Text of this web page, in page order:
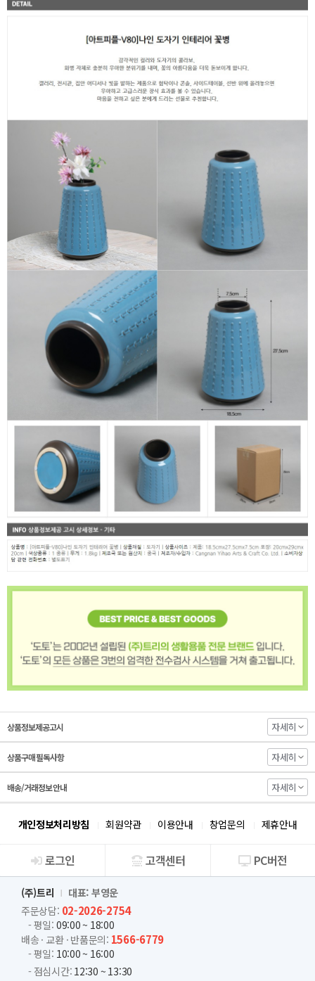
상품정보제공고시 자세히
상품구매 필독사항 자세히
배송/거래정보 안내 자세히
개인정보처리방침 회원약관 이용안내 창업문의 제휴안내
회사소개
로그인 고객센터 PC버전
(주)트리
대표: 부영운
주문상담: 02-2026-2754
- 평일: 09:00 ~ 18:00
배송 · 교환 · 반품문의: 1566-6779
- 평일: 10:00 ~ 16:00
- 점심시간: 12:30 ~ 13:30